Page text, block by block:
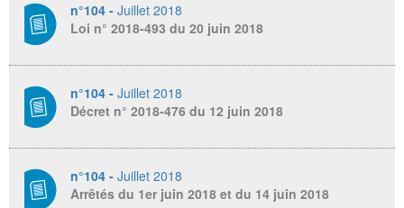
n°104 - Juillet 2018
Loi n° 2018-493 du 20 juin 2018
n°104 - Juillet 2018
Décret n° 2018-476 du 12 juin 2018
n°104 - Juillet 2018
Arrêtés du 1er juin 2018 et du 14 juin 2018